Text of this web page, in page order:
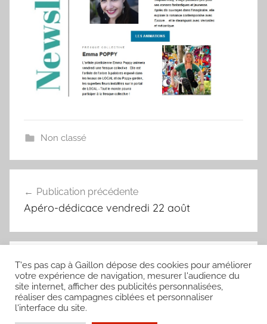
Non classé
Publication précédente
Apéro-dédicace vendredi 22 août
Article suivant
Recherchons exposants LEGO et PlAYMOBIL
T'es pas cap à Gaillon dépose des cookies pour améliorer
votre expérience de navigation, mesurer l'audience du
site internet, afficher des publicités personnalisées,
réaliser des campagnes ciblées et personnaliser
l'interface du site.